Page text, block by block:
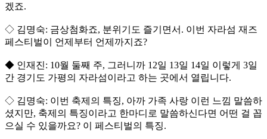
겠죠.
◇ 김명숙: 금상첨화죠, 분위기도 즐기면서. 이번 자라섬 재즈
페스티벌이 언제부터 언제까지죠?
◆ 인재진: 10월 둘째 주, 그러니까 12일 13일 14일 이렇게 3일
간 경기도 가평의 자라섬이라고 하는 곳에서 열립니다.
◇ 김명숙: 이번 축제의 특징, 아까 가족 사랑 이런 느낌 말씀하
셨지만, 축제의 특징이라고 한마디로 말씀하신다면 어떤 걸 꼽
으실 수 있을까요? 이 페스티벌의 특징.